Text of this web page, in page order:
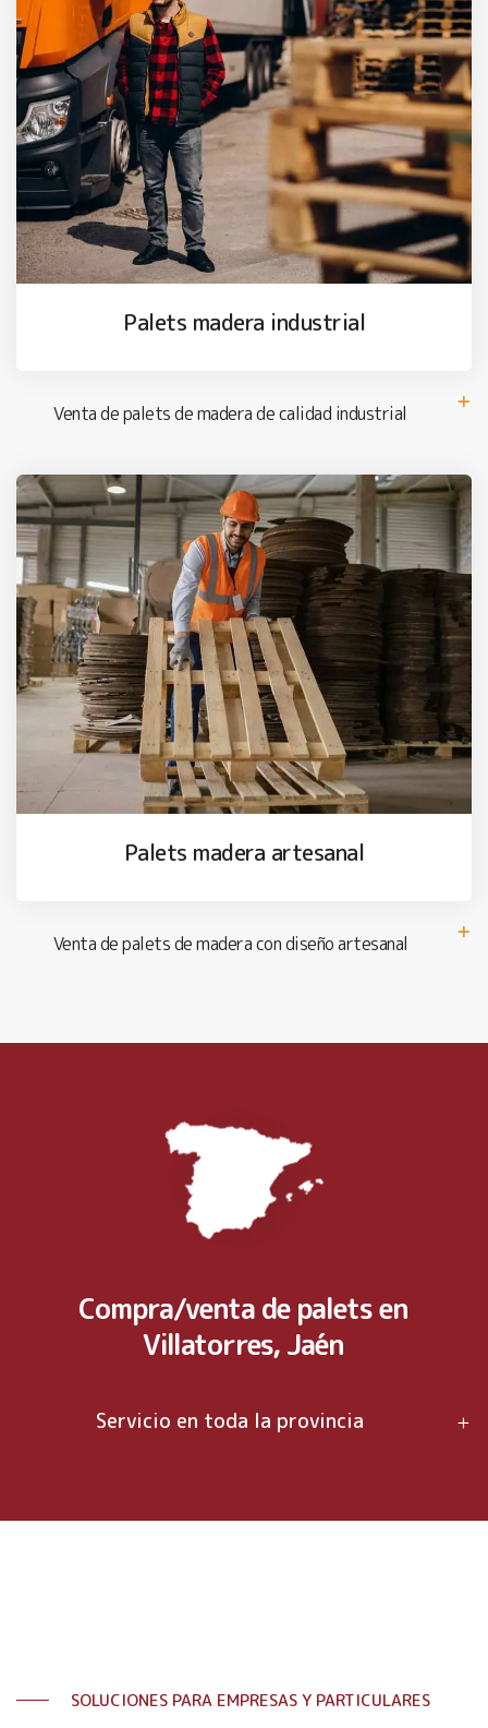
Palets madera industrial
Venta de palets de madera de calidad industrial
Palets madera artesanal
Venta de palets de madera con diseño artesanal
Compra/venta de palets en
Villatorres, Jaén
Servicio en toda la provincia
SOLUCIONES PARA EMPRESAS Y PARTICULARES